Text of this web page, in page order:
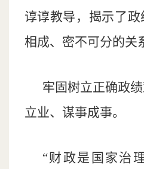
谆谆教导，揭示了
相成、密不可分的关
牢固树立正确政
立业、谋事成事。
“财政是国家治